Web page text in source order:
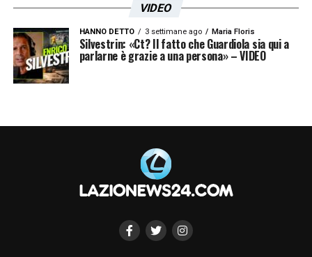
VIDEO
HANNO DETTO 3 settimane ago Maria Floris
Silvestrin: «Ct? Il fatto che Guardiola sia qui a
parlarne è grazie a una persona» – VIDEO